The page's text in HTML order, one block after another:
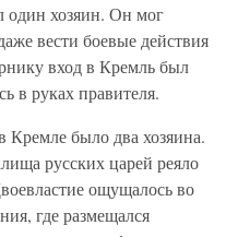
один хозяин. Он мог
вести боевые действия
вход в Кремль был
в руках правителя.
Кремле было два хозяина.
русских царей реяло
ощущалось во
где размещался